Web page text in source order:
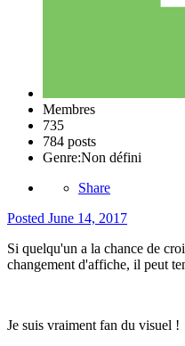
Membres
735
784 posts
Genre:Non défini
Share
Posted June 14, 2017
Si quelqu'un a la chance de
changement d'affiche, il peut
Je suis vraiment fan du visuel !